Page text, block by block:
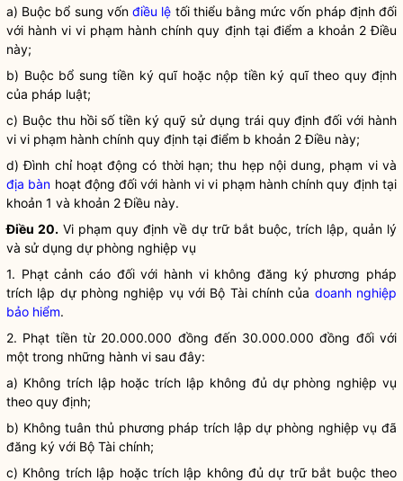
a) Buộc bổ sung vốnđiều lệ tối thiểu bằng mức vốn pháp định đối
với hành vi vi phạm hành chính quy định tại điểm a khoản 2 Điều
này;
b) Buộc bổ sung tiền ký quĩ hoặc nộp tiền ký quĩ theo quy định
của pháp luật;
c) Buộc thu hồi số tiền ký quỹ sử dụng trái quy định đối với hành
vi vi phạm hành chính quy định tại điểm b khoản 2 Điều này;
d) Đình chỉ hoạt động có thời hạn; thu hẹp nội dung, phạm vi và
địa bàn hoạt động đối với hành vi vi phạm hành chính quy định tại
khoản 1 và khoản 2 Điều này.
Điều 20. Vi phạm quy định về dự trữ bắt buộc, trích lập, quản lý
và sử dụng dự phòng nghiệp vụ
1. Phạt cảnh cáo đối với hành vi không đăng ký phương pháp
trích lập dự phòng nghiệp vụ với Bộ Tài chính của doanh nghiệp
bảo hiểm.
2. Phạt tiền từ 20.000.000 đồng đến 30.000.000 đồng đối với
một trong những hành vi sau đây:
a) Không trích lập hoặc trích lập không đủ dự phòng nghiệp vụ
theo quy định;
b) Không tuân thủ phương pháp trích lập dự phòng nghiệp vụ đã
đăng ký với Bộ Tài chính;
c) Không trích lập hoặc trích lập không đủ dự trữ bắt buộc theo